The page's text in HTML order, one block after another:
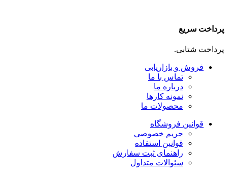
پرداخت سریع
پرداخت شتابی.
فروش و بازاریابی
تماس با ما
درباره ما
نمونه کارها
محصولات ما
قوانین فروشگاه
حریم خصوصی
قوانین استفاده
راهنمای ثبت سفارش
سئوالات متداول